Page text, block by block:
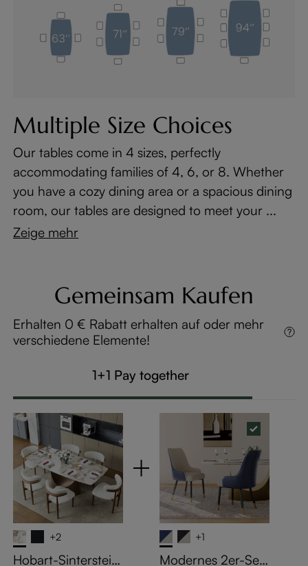
Multiple Size Choices
Our tables come in 4 sizes, perfectly
accommodating families of 4, 6, or 8. Whether
you have a cozy dining area or a spacious dining
room, our tables are designed to meet your ...
Zeige mehr
Gemeinsam Kaufen
Erhalten 0 € Rabatt erhalten auf oder mehr
verschiedene Elemente!
1+1 Pay together
+2
Hobart-Sinterstein
+1
Modernes 2er-Set